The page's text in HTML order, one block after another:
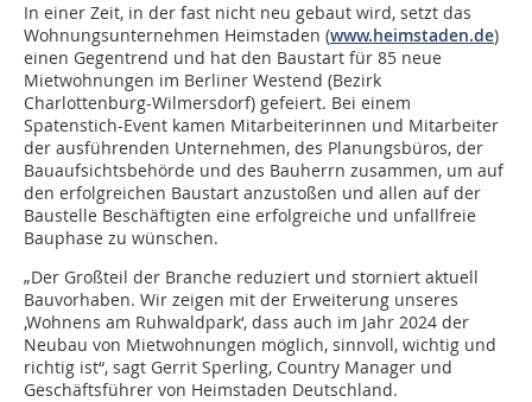
In einer Zeit, in der fast nicht neu gebaut wird, setzt das
Wohnungsunternehmen Heimstaden (www.heimstaden.de)
einen Gegentrend und hat den Baustart für 85 neue
Mietwohnungen im Berliner Westend (Bezirk
Charlottenburg-Wilmersdorf) gefeiert. Bei einem
Spatenstich-Event kamen Mitarbeiterinnen und Mitarbeiter
der ausführenden Unternehmen, des Planungsbüros, der
Bauaufsichtsbehörde und des Bauherrn zusammen, um auf
den erfolgreichen Baustart anzustoßen und allen auf der
Baustelle Beschäftigten eine erfolgreiche und unfallfreie
Bauphase zu wünschen.
„Der Großteil der Branche reduziert und storniert aktuell
Bauvorhaben. Wir zeigen mit der Erweiterung unseres
‚Wohnens am Ruhwaldpark‘, dass auch im Jahr 2024 der
Neubau von Mietwohnungen möglich, sinnvoll, wichtig und
richtig ist“, sagt Gerrit Sperling, Country Manager und
Geschäftsführer von Heimstaden Deutschland.